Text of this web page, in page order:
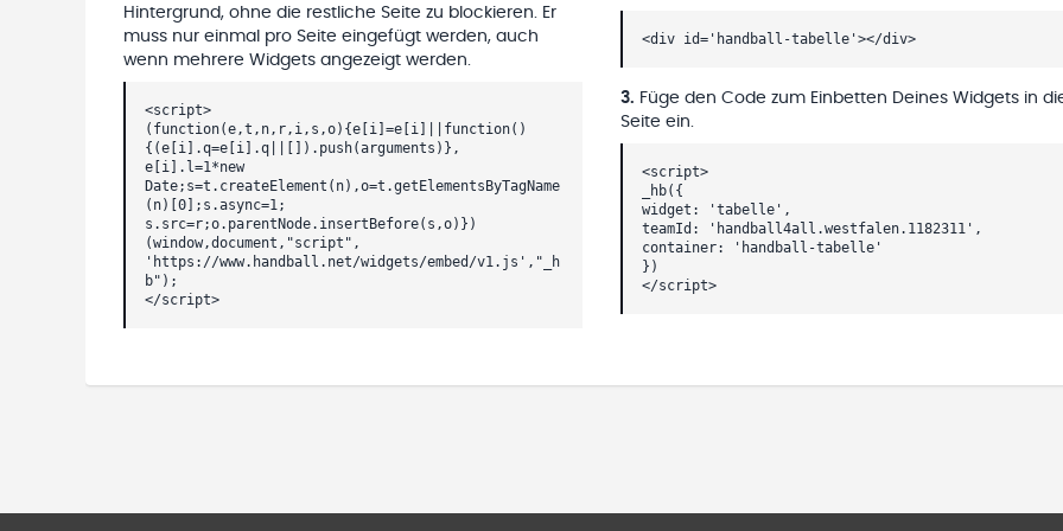
Hintergrund, ohne die restliche Seite zu blockieren. Er
muss nur einmal pro Seite eingefügt werden, auch
wenn mehrere Widgets angezeigt werden.
<script>
(function(e,t,n,r,i,s,o){e[i]=e[i]||function()
{(e[i].q=e[i].q||[]).push(arguments)},
e[i].l=1*new
Date;s=t.createElement(n),o=t.getElementsByTagName
(n)[0];s.async=1;
s.src=r;o.parentNode.insertBefore(s,o)})
(window,document,"script",
'https://www.handball.net/widgets/embed/v1.js',"_h
b");
</script>
<div id='handball-tabelle'></div>
3. Füge den Code zum Einbetten Deines Widgets in
Seite ein.
<script>
_hb({
widget: 'tabelle',
teamId: 'handball4all.westfalen.1182311',
container: 'handball-tabelle'
})
</script>